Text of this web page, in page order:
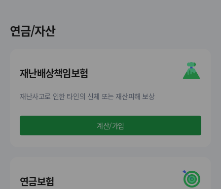
연금/자산
재난배상책임보험
재난사고로 인한 타인의 신체 또는 재산피해 보상
계산/가입
연금보험